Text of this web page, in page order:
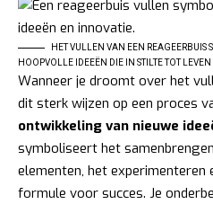
HET VULLEN VAN EEN REAGEERBUIS
HOOPVOLLE IDEEËN DIE IN STILTE TOT
Wanneer je droomt over het
dit sterk wijzen op een proces
ontwikkeling van nieuwe
symboliseert het
elementen, het experimenteren
formule voor succes. Je